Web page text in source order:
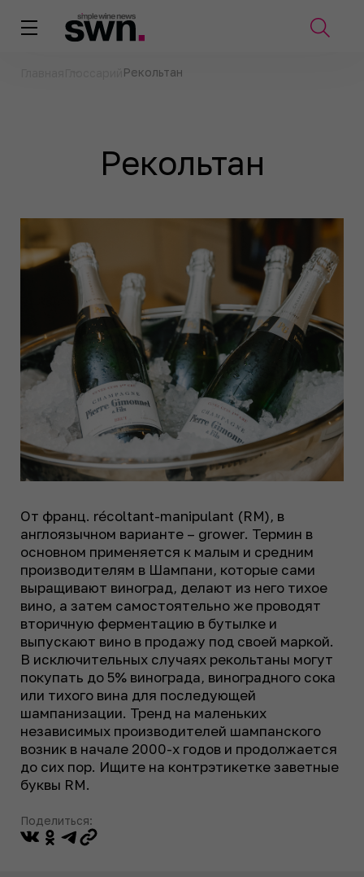
Рекольтан
Рекольтан
От франц. récoltant-manipulant (RM), в
англоязычном варианте – grower. Термин в
основном применяется к малым и средним
производителям в Шампани, которые сами
выращивают виноград, делают из него тихое
вино, а затем самостоятельно же проводят
вторичную ферментацию в бутылке и
выпускают вино в продажу под своей маркой.
В исключительных случаях рекольтаны могут
покупать до 5% винограда, виноградного сока
или тихого вина для последующей
шампанизации. Тренд на маленьких
независимых производителей шампанского
возник в начале 2000-х годов и продолжается
до сих пор. Ищите на контрэтикетке заветные
буквы RM.
Поделиться: